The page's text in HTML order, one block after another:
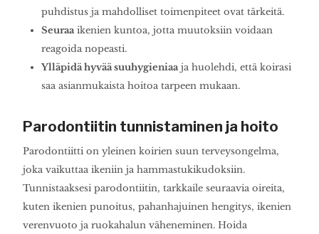
puhdistus ja mahdolliset toimenpiteet ovat tärkeitä.
Seuraa ikenien kuntoa, jotta muutoksiin voidaan
reagoida nopeasti.
Ylläpidä hyvää suuhygieniaa ja huolehdi, että koirasi
saa asianmukaista hoitoa tarpeen mukaan.
Parodontiitin tunnistaminen ja hoito
Parodontiitti on yleinen koirien suun terveysongelma,
joka vaikuttaa ikeniin ja hammastukikudoksiin.
Tunnistaaksesi parodontiitin, tarkkaile seuraavia oireita,
kuten ikenien punoitus, pahanhajuinen hengitys, ikenien
verenvuoto ja ruokahalun väheneminen. Hoida